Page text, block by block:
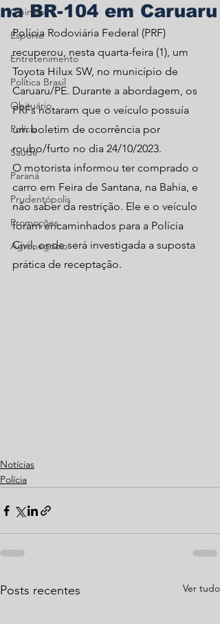
Opinião
Esporte
Entretenimento
Política Brasil
Obituário
Polícia
Saúde
Paraná
Prudentópolis
Promoções
Agronegócio
na BR-104 em Caruaru
Polícia Rodoviária Federal (PRF)
recuperou, nesta quarta-feira (1), um
Toyota Hilux SW, no município de
Caruaru/PE. Durante a abordagem, os
PRFs notaram que o veículo possuía
um boletim de ocorrência por
roubo/furto no dia 24/10/2023.
O motorista informou ter comprado o
carro em Feira de Santana, na Bahia, e
não saber da restrição. Ele e o veículo
foram encaminhados para a Polícia
Civil, onde será investigada a suposta
prática de receptação.
Notícias
Polícia
Posts recentes Ver tudo